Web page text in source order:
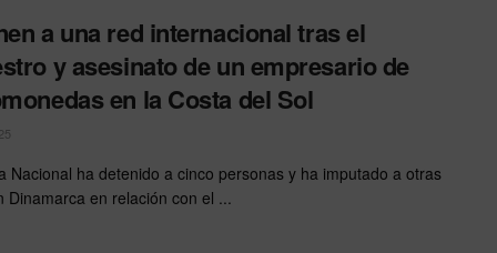
a una red internacional tras el
y asesinato de un empresario de
en la Costa del Sol
Nacional ha detenido a cinco personas y ha imputado a otras
Dinamarca en relación con el ...